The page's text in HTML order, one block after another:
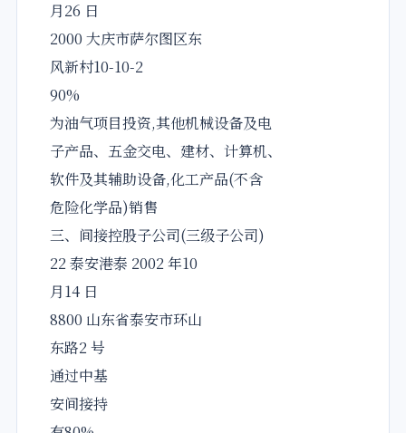
月26 日
2000 大庆市萨尔图区东
风新村10-10-2
90%
为油气项目投资,其他机械设备及电
子产品、五金交电、建材、计算机、
软件及其辅助设备,化工产品(不含
危险化学品)销售
三、间接控股子公司(三级子公司)
22 泰安港泰 2002 年10
月14 日
8800 山东省泰安市环山
东路2 号
通过中基
安间接持